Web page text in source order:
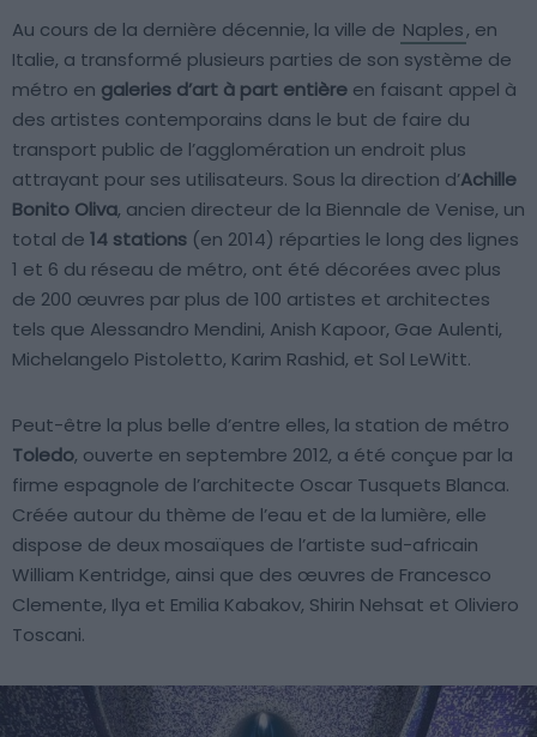
Au cours de la dernière décennie, la ville de Naples, en
Italie, a transformé plusieurs parties de son système de
métro en galeries d’art à part entière en faisant appel à
des artistes contemporains dans le but de faire du
transport public de l’agglomération un endroit plus
attrayant pour ses utilisateurs. Sous la direction d’Achille
Bonito Oliva, ancien directeur de la Biennale de Venise, un
total de 14 stations (en 2014) réparties le long des lignes
1 et 6 du réseau de métro, ont été décorées avec plus
de 200 œuvres par plus de 100 artistes et architectes
tels que Alessandro Mendini, Anish Kapoor, Gae Aulenti,
Michelangelo Pistoletto, Karim Rashid, et Sol LeWitt.
Peut-être la plus belle d’entre elles, la station de métro
Toledo, ouverte en septembre 2012, a été conçue par la
firme espagnole de l’architecte Oscar Tusquets Blanca.
Créée autour du thème de l’eau et de la lumière, elle
dispose de deux mosaïques de l’artiste sud-africain
William Kentridge, ainsi que des œuvres de Francesco
Clemente, Ilya et Emilia Kabakov, Shirin Nehsat et Oliviero
Toscani.